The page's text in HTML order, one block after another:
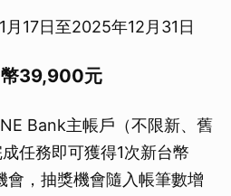
17日至2025年12月31日
幣39,900元
Bank主帳戶（不限新、舊
任務即可獲得1次新台幣
，抽獎機會隨入帳筆數增